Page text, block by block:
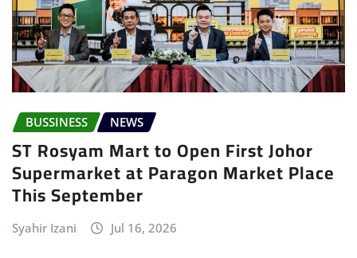
BUSSINESS NEWS
ST Rosyam Mart to Open First Johor
Supermarket at Paragon Market Place
This September
Syahir Izani Jul 16, 2026